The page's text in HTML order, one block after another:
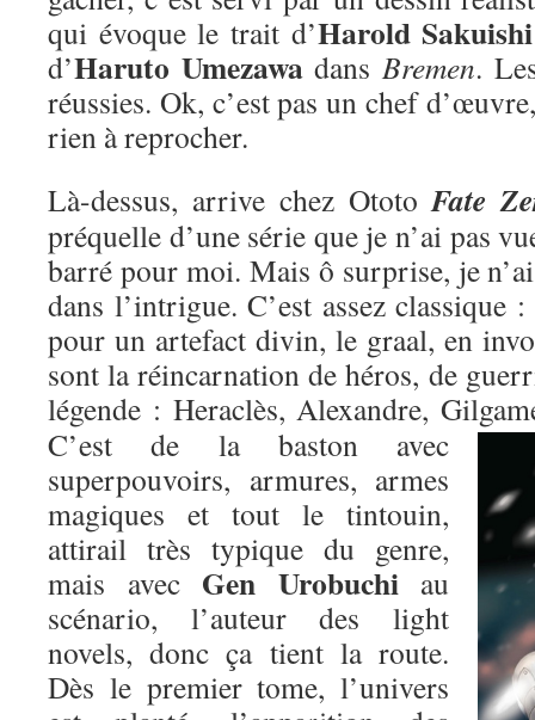
qui évoque le trait d’Harold Sakuishi
d’Haruto UmezawadansBremen.
réussies. Ok, c’est pas un chef
rien à reprocher.
Là-dessus, arrive chez OtotoFate
préquelle d’une série que je n’ai pas
barré pour moi. Mais ô surprise, je
dans l’intrigue. C’est assez classique
pour un artefact divin, le graal, en
sont la réincarnation de héros, de
légende : Heraclès, Alexandre,
C’est de la baston avec
superpouvoirs, armures, armes
magiques et tout le tintouin,
attirail très typique du genre,
mais avec Gen Urobuchiau
scénario, l’auteur des light
novels, donc ça tient la route.
Dès le premier tome, l’univers